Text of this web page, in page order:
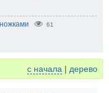
61
с начала | дерево